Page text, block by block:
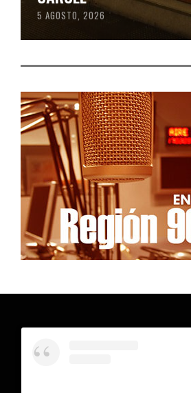
5 AGOSTO, 2026